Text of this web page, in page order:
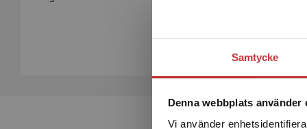
Samtycke
Denna webbplats använder
Vi använder